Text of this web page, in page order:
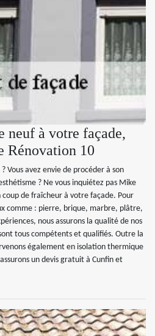
neuf à votre façade,
Rénovation 10
Vous avez envie de procéder à son
? Ne vous inquiétez pas Mike
de fraîcheur à votre façade. Pour
comme : pierre, brique, marbre, plâtre,
nous assurons la qualité de nos
tous compétents et qualifiés. Outre la
également en isolation thermique
un devis gratuit à Cunfin et